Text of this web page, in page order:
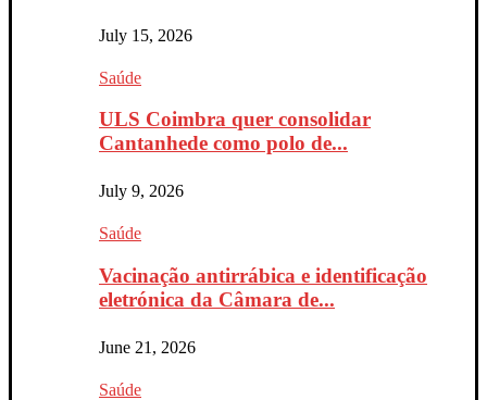
July 15, 2026
Saúde
ULS Coimbra quer consolidar
Cantanhede como polo de...
July 9, 2026
Saúde
Vacinação antirrábica e identificação
eletrónica da Câmara de...
June 21, 2026
Saúde